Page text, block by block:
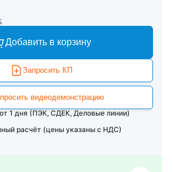
Добавить в корзину
Запросить КП
видеодемонстрацию
1 дня (ПЭК, СДЕК, Деловые линии)
расчёт (цены указаны с НДС)